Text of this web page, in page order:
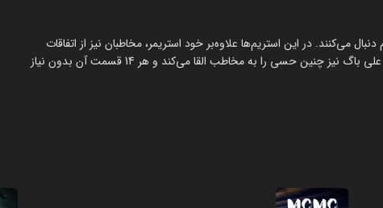
می‌کنند. در این استریم‌ها علاوه‌بر خود استریمر، مخاطبان نیز از اتفاقات
عجیب داخل ویدیوها هیجان‌زده می‌شوند. استریم بازی‌های ترسناک - علی باگ نیز چنین حسی را به مخاطب القا می‌کند و هر 14 قسمت آن بدون نیاز